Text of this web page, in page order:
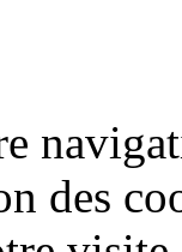
des